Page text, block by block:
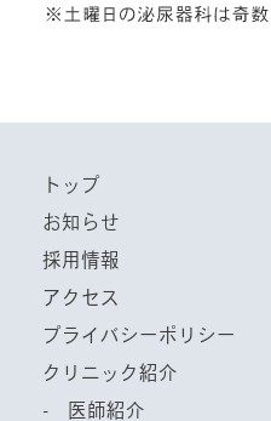
トップ
お知らせ
採用情報
アクセス
プライバシーポリシー
クリニック紹介
- 医師紹介